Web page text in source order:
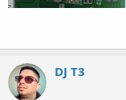
DJ T3